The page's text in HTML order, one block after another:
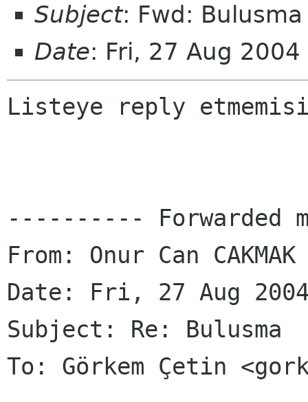
Subject: Fwd: Bulusma
Date: Fri, 27 Aug
Listeye reply
---------- Forwarded
From: Onur Can
Date: Fri, 27 Aug
Subject: Re: Bulusma
To: Görkem Çetin